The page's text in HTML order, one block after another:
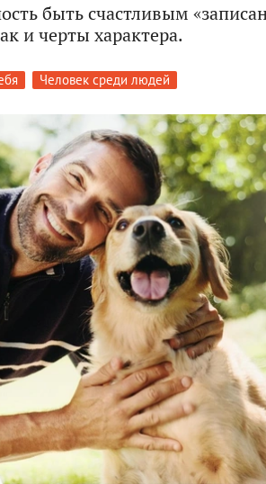
быть счастливым
и черты характера.
Человек среди людей